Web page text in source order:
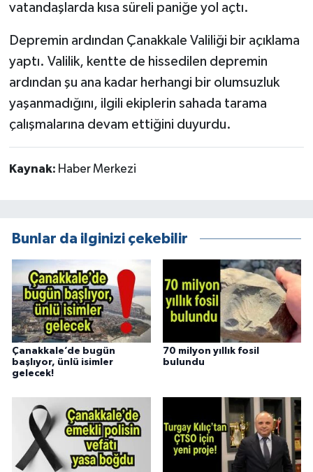
vatandaşlarda kısa süreli paniğe yol açtı.
Depremin ardından Çanakkale Valiliği bir açıklama
yaptı. Valilik, kentte de hissedilen depremin
ardından şu ana kadar herhangi bir olumsuzluk
yaşanmadığını, ilgili ekiplerin sahada tarama
çalışmalarına devam ettiğini duyurdu.
Kaynak: Haber Merkezi
Bunlar da ilginizi çekebilir
Çanakkale’de bugün
başlıyor, ünlü isimler
gelecek!
70 milyon yıllık fosil
bulundu